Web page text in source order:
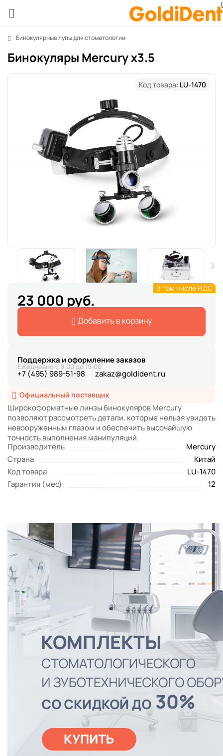
Бинокулярные лупы для стоматологии
Бинокуляры Mercury x3.5
Код товара: LU-1470
Официальный поставщик
Широкоформатные линзы бинокуляров Mercury
позволяют рассмотреть детали, которые нельзя увидеть
невооруженным глазом и обеспечить высочайшую
точность выполнения манипуляций.
Производитель
Mercury
Страна
Китай
Код товара
LU-1470
Гарантия (мес)
12
23 000 руб.
Добавить в корзину
В том числе НДС
Поддержка и оформление заказов
Ежедневно с 9:00 до 19:00
+7 (495) 989-51-98 zakaz@goldident.ru